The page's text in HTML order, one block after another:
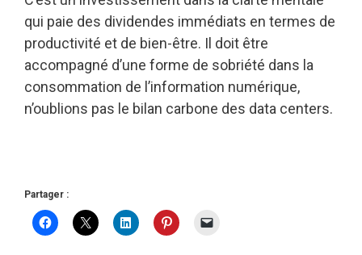
qui paie des dividendes immédiats en termes de
productivité et de bien-être. Il doit être
accompagné d’une forme de sobriété dans la
consommation de l’information numérique,
n’oublions pas le bilan carbone des data centers.
Partager :